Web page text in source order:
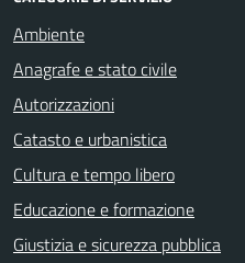
Ambiente
Anagrafe e stato civile
Autorizzazioni
Catasto e urbanistica
Cultura e tempo libero
Educazione e formazione
Giustizia e sicurezza pubblica